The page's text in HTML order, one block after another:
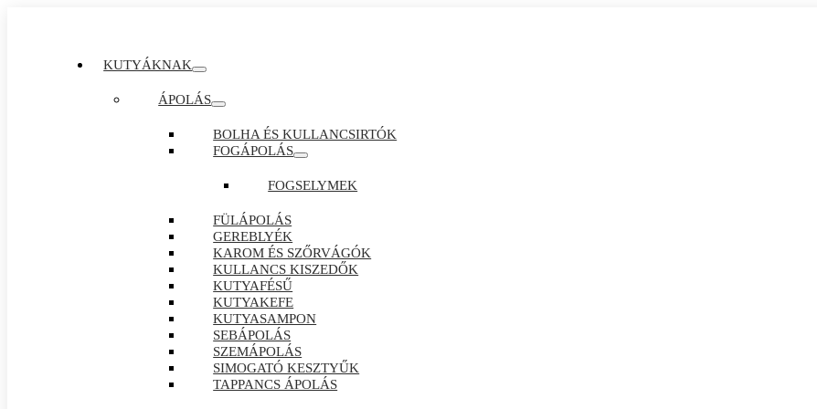
KUTYÁKNAK
ÁPOLÁS
BOLHA ÉS KULLANCSIRTÓK
FOGÁPOLÁS
FOGSELYMEK
FÜLÁPOLÁS
GEREBLYÉK
KAROM ÉS SZŐRVÁGÓK
KULLANCS KISZEDŐK
KUTYAFÉSŰ
KUTYAKEFE
KUTYASAMPON
SEBÁPOLÁS
SZEMÁPOLÁS
SIMOGATÓ KESZTYŰK
TAPPANCS ÁPOLÁS